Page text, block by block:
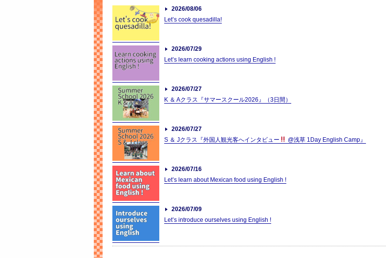
2026/08/06
Let’s cook quesadilla!
2026/07/29
Let’s learn cooking actions using English !
2026/07/27
K ＆ Aクラス『サマースクール2026』（3日間）
2026/07/27
S ＆ Jクラス『外国人観光客へインタビュー
@浅草 1Day English Camp』
2026/07/16
Let’s learn about Mexican food using English !
2026/07/09
Let’s introduce ourselves using English !